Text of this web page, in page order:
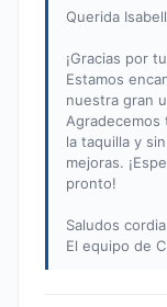
Querida
¡Gracias por
Estamos
nuestra gran
Agradecemos
la taquilla y
mejoras.
pronto!
Saludos
El equipo de